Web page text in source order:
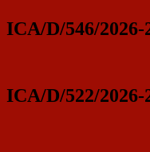
ICA/D/546/2026-
ICA/D/522/2026-